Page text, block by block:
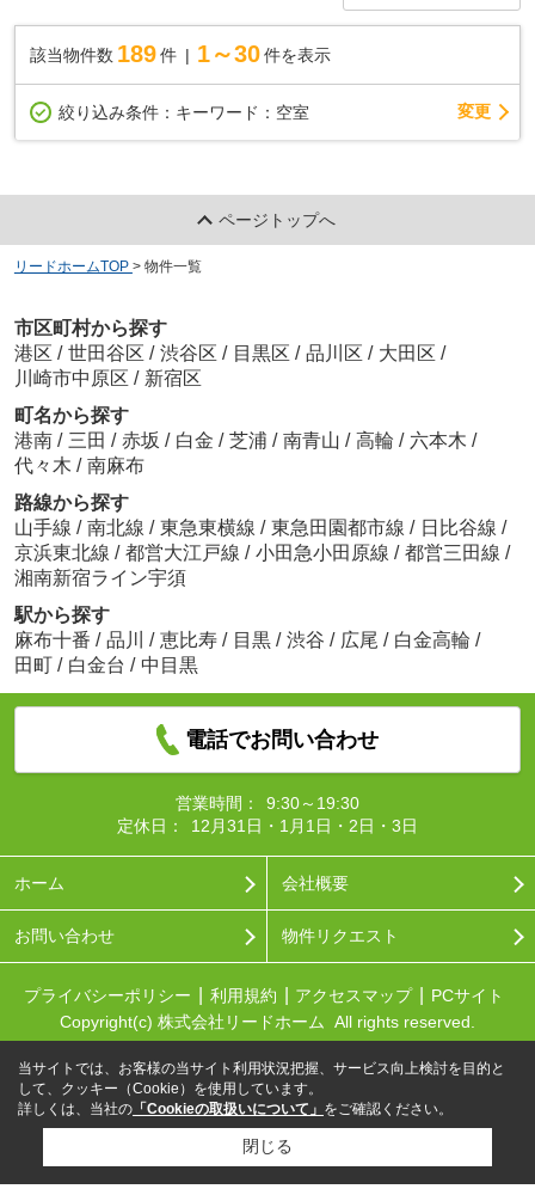
該当物件数 189件 1～30 件を表示
絞り込み条件： キーワード：空室 変更
ページトップへ
リードホームTOP > 物件一覧
市区町村から探す
港区 / 世田谷区 / 渋谷区 / 目黒区 / 品川区 / 大田区 /
川崎市中原区 / 新宿区
町名から探す
港南 / 三田 / 赤坂 / 白金 / 芝浦 / 南青山 / 高輪 / 六本木 /
代々木 / 南麻布
路線から探す
山手線 / 南北線 / 東急東横線 / 東急田園都市線 / 日比谷線 /
京浜東北線 / 都営大江戸線 / 小田急小田原線 / 都営三田線 /
湘南新宿ライン宇須
駅から探す
麻布十番 / 品川 / 恵比寿 / 目黒 / 渋谷 / 広尾 / 白金高輪 /
田町 / 白金台 / 中目黒
電話でお問い合わせ
営業時間：
9:30～19:30
定休日：
12月31日・1月1日・2日・3日
ホーム 会社概要
お問い合わせ 物件リクエスト
プライバシーポリシー 利用規約 アクセスマップ
PCサイト
Copyright(c) 株式会社リードホーム All rights reserved.
当サイトでは、お客様の当サイト利用状況把握、サービス向上検討を目的と
して、クッキー（Cookie）を使用しています。
詳しくは、当社の 「Cookieの取扱いについて」 をご確認ください。
閉じる